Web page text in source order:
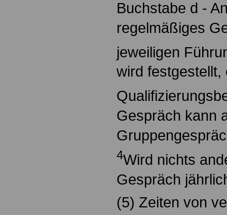
Buchstabe d -
regelmäßiges
jeweiligen
wird festgestellt,
Gespräch kann
4Wird nichts
Gespräch
(5) Zeiten von